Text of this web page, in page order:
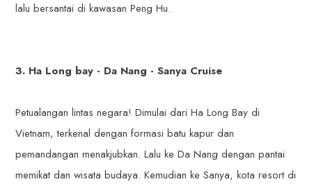
lalu bersantai di kawasan Peng Hu.
3. Ha Long bay - Da Nang - Sanya Cruise
Petualangan lintas negara! Dimulai dari Ha Long Bay di
Vietnam, terkenal dengan formasi batu kapur dan
pemandangan menakjubkan. Lalu ke Da Nang dengan pantai
memikat dan wisata budaya. Kemudian ke Sanya, kota resort di